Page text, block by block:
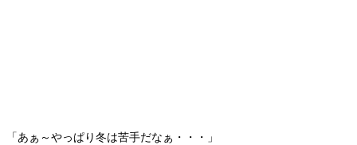
「あぁ～やっぱり冬は苦手だなぁ・・・」